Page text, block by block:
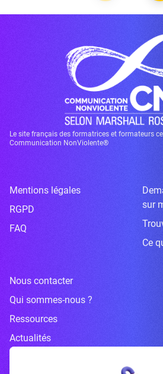
Le site français des formatrices et formateurs
Communication NonViolente®
Mentions légales
RGPD
FAQ
sur
Ce
Nous contacter
Qui sommes-nous ?
Ressources
Actualités